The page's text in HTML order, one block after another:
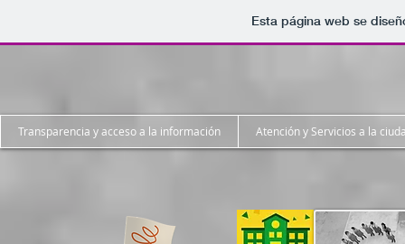
Esta página web se
Transparencia y acceso a la información Atención y Servicios a la